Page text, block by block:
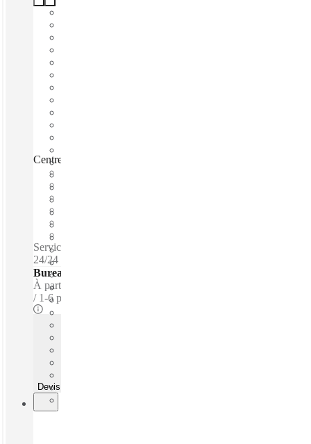
Centre d'affaires Mermoz, Courbevoie, 92400
Services inclus / Bureaux privés / Accès 24 heures - Sécurité
24/24
Bureaux - Équipés
À partir de
1-6 prsns
Devis rapide